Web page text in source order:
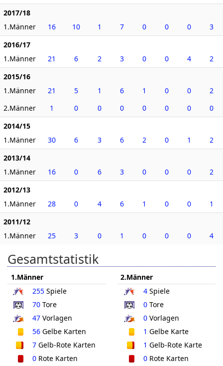
2017/18
1.Männer
16 10 1 7 0 0 0
3
2016/17
1.Männer
21 6 2 3 0 0 4
2
2015/16
1.Männer
21 5 1 6 1 0 0
2
2.Männer
1 0 0 0 0 0 0
0
2014/15
1.Männer
30 6 3 6 2 0 1
2
2013/14
1.Männer
16 0 6 3 0 0 0
2
2012/13
1.Männer
28 0 4 6 1 0 0
1
2011/12
1.Männer
25 3 0 1 0 0 0 4
Gesamtstatistik
1.Männer
255 Spiele
70 Tore
47 Vorlagen
56 Gelbe Karten
7 Gelb-Rote Karten
0 Rote Karten
2.Männer
4Spiele
0Tore
0Vorlagen
1 Gelbe Karte
1 Gelb-Rote Karte
0Rote Karten